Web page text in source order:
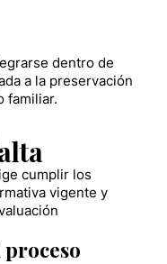
dentro de
a la preservación
familiar.
cumplir los
vigente y